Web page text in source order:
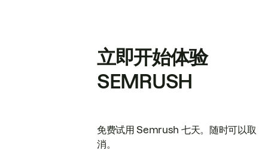
立即开始体验
SEMRUSH
免费试用 Semrush 七天。随时可以取
消。